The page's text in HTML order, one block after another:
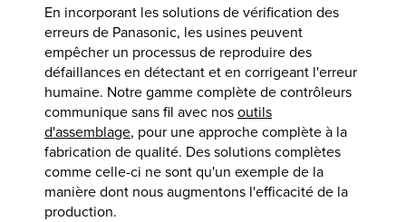
En incorporant les solutions de vérification des
erreurs de Panasonic, les usines peuvent
empêcher un processus de reproduire des
défaillances en détectant et en corrigeant l'erreur
humaine. Notre gamme complète de contrôleurs
communique sans fil avec nosoutils
d'assemblage, pour une approche complète à la
fabrication de qualité. Des solutions complètes
comme celle-ci ne sont qu'un exemple de la
manière dont nous augmentons l'efficacité de la
production.